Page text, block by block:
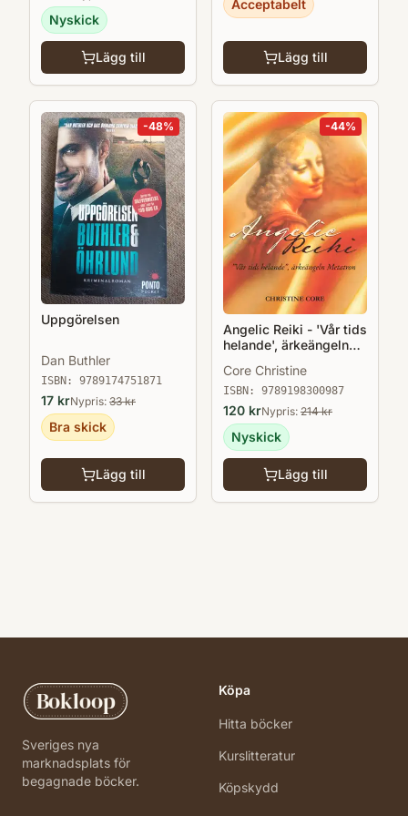
vuxenutbildning. Den kan med fördel
kompletteras med boken Muntlig interaktion
i akademiska sammanhang.
Nyskick
Lägg till
Acceptabelt
Lägg till
-48%
Uppgörelsen
Dan Buthler
ISBN: 9789174751871
17 krNypris: 33kr
Bra skick
Lägg till
-44%
Angelic Reiki - 'Vår tids
helande', ärkeängeln
Core Christine
ISBN: 9789198300987
120 krNypris: 214kr
Nyskick
Lägg till
Bokloop
Sveriges nya
marknadsplats för
begagnade böcker.
Köpa
Hitta böcker
Kurslitteratur
Köpskydd